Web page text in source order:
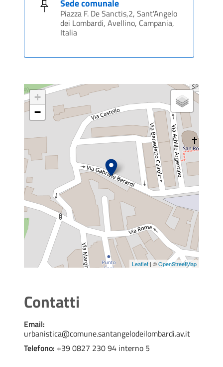
Sede comunale
Piazza F. De Sanctis,2, Sant'Angelo
dei Lombardi, Avellino, Campania,
Italia
+
−
Leaflet | ©OpenStreetMap
Contatti
Email:
urbanistica@comune.santangelodeilombardi.av.it
Telefono: +39 0827 230 94 interno 5